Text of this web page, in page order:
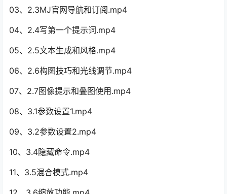
03、2.3MJ官网导航和订阅.mp4
04、2.4写第一个提示词.mp4
05、2.5文本生成和风格.mp4
06、2.6构图技巧和光线调节.mp4
07、2.7图像提示和叠图使用.mp4
08、3.1参数设置1.mp4
09、3.2参数设置2.mp4
10、3.4隐藏命令.mp4
11、3.5混合模式.mp4